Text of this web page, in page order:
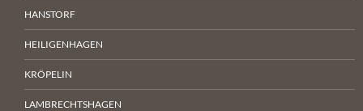
HANSTORF
HEILIGENHAGEN
KRÖPELIN
LAMBRECHTSHAGEN